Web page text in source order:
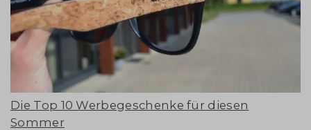
Die Top 10 Werbegeschenke für diesen
Sommer